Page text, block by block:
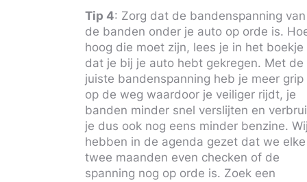
Tip 4: Zorg dat de bandenspanning van
de banden onder je auto op orde is.
hoog die moet zijn, lees je in het boekje
dat je bij je auto hebt gekregen. Met de
juiste bandenspanning heb je meer grip
op de weg waardoor je veiliger rijdt, je
banden minder snel verslijten en
je dus ook nog eens minder benzine. Wij
hebben in de agenda gezet dat we elke
twee maanden even checken of de
spanning nog op orde is. Zoek een